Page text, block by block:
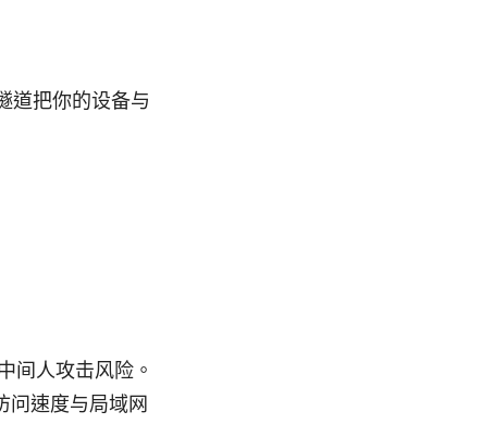
道把你的设备与
间人攻击风险。
问速度与局域网